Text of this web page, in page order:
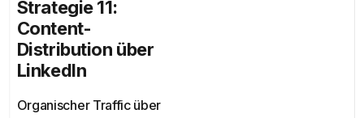
Strategie 11:
Content-
Distribution über
LinkedIn
Organischer Traffic über